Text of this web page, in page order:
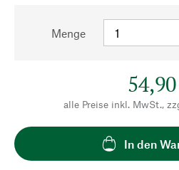
Menge
alle Preise inkl. MwSt.,
In den